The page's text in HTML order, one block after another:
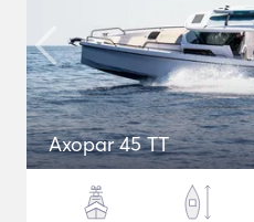
Axopar 45 TT